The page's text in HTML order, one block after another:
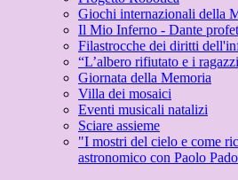
Giochi internazionali della
Il Mio Inferno - Dante
Filastrocche dei diritti
“L’albero rifiutato e i
Giornata della Memoria
Villa dei mosaici
Eventi musicali natalizi
Sciare assieme
"I mostri del cielo e come
astronomico con Paolo